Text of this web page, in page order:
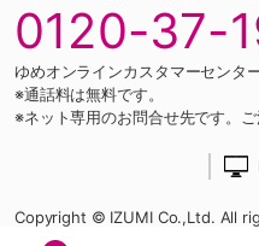
0120-37-
ゆめオンラインカスタマーセンタ
※通話料は無料です。
※ネット専用のお問合せ先です。
Copyright © IZUMI Co.,Ltd. All